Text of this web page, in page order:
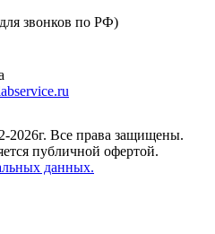
звонков по РФ)
Все права защищены.
публичной офертой.
данных.